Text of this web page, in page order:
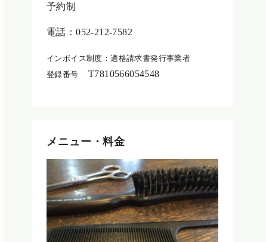
予約制
電話：052-212-7582
インボイス制度：適格請求書発行事業者
登録番号
T7810566054548
メニュー・料金